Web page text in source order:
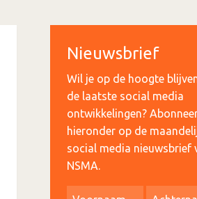
Nieuwsbrief
Wil je op de hoogte
de laatste social media
ontwikkelingen?
hieronder op de
social media nieuwsbrief
NSMA.